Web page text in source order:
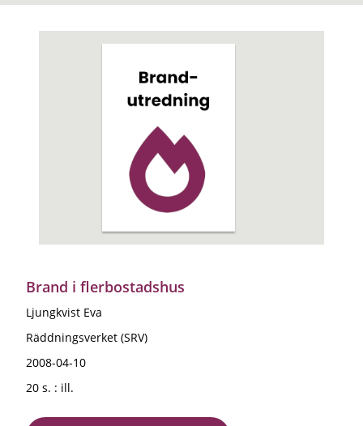
Brand i flerbostadshus
Ljungkvist Eva
Räddningsverket (SRV)
2008-04-10
20 s. : ill.